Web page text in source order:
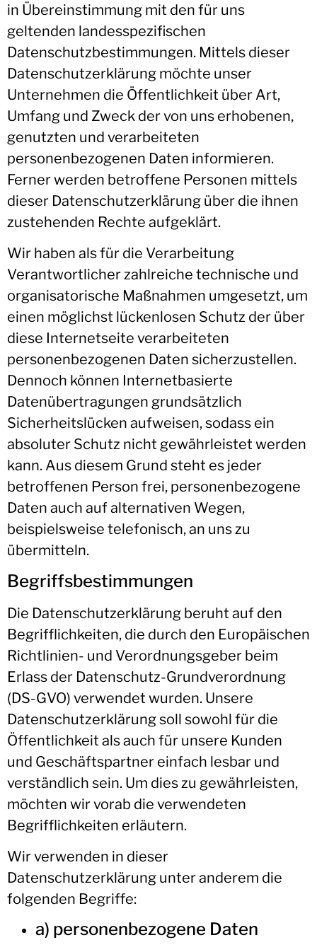
in Übereinstimmung mit den für uns
geltenden landesspezifischen
Datenschutzbestimmungen. Mittels dieser
Datenschutzerklärung möchte unser
Unternehmen die Öffentlichkeit über Art,
Umfang und Zweck der von uns erhobenen,
genutzten und verarbeiteten
personenbezogenen Daten informieren.
Ferner werden betroffene Personen mittels
dieser Datenschutzerklärung über die ihnen
zustehenden Rechte aufgeklärt.
Wir haben als für die Verarbeitung
Verantwortlicher zahlreiche technische und
organisatorische Maßnahmen umgesetzt, um
einen möglichst lückenlosen Schutz der über
diese Internetseite verarbeiteten
personenbezogenen Daten sicherzustellen.
Dennoch können Internetbasierte
Datenübertragungen grundsätzlich
Sicherheitslücken aufweisen, sodass ein
absoluter Schutz nicht gewährleistet werden
kann. Aus diesem Grund steht es jeder
betroffenen Person frei, personenbezogene
Daten auch auf alternativen Wegen,
beispielsweise telefonisch, an uns zu
übermitteln.
Begriffsbestimmungen
Die Datenschutzerklärung beruht auf den
Begrifflichkeiten, die durch den Europäischen
Richtlinien- und Verordnungsgeber beim
Erlass der Datenschutz-Grundverordnung
(DS-GVO) verwendet wurden. Unsere
Datenschutzerklärung soll sowohl für die
Öffentlichkeit als auch für unsere Kunden
und Geschäftspartner einfach lesbar und
verständlich sein. Um dies zu gewährleisten,
möchten wir vorab die verwendeten
Begrifflichkeiten erläutern.
Wir verwenden in dieser
Datenschutzerklärung unter anderem die
folgenden Begriffe:
a) personenbezogene Daten